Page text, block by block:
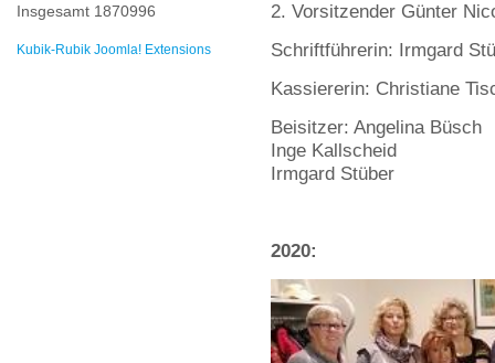
Insgesamt 1870996
Kubik-Rubik Joomla! Extensions
Vorsitzender Günter
Schriftführerin: Irmgard
Kassiererin: Christiane
Beisitzer: Angelina Büsch
Inge Kallscheid
Irmgard Stüber
2020: